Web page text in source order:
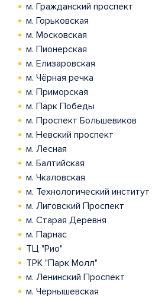
м. Гражданский проспект
м. Горьковская
м. Московская
м. Пионерская
м. Елизаровская
м. Чёрная речка
м. Приморская
м. Парк Победы
м. Проспект Большевиков
м. Невский проспект
м. Лесная
м. Балтийская
м. Чкаловская
м. Технологический институт
м. Лиговский Проспект
м. Старая Деревня
м. Парнас
ТЦ "Рио"
ТРК "Парк Молл"
м. Ленинский Проспект
м. Чернышевская